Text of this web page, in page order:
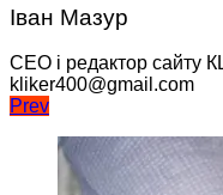
Іван Мазур
CEO і редактор сайту
kliker400@gmail.com
Навігація
записів
Prev